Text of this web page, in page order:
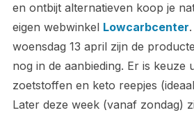
en ontbijt alternatieven koop je
eigen webwinkel Lowcarbcenter
woensdag 13 april zijn de
nog in de aanbieding. Er is keuze
zoetstoffen en keto reepjes
Later deze week (vanaf zondag)